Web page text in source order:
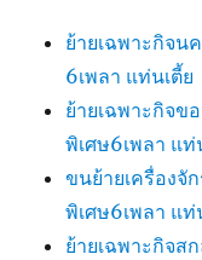
ย้ายเฉพาะกิจน
6เพลา แท่นเตี้ย
ย้ายเฉพาะกิจข
พิเศษ6เพลา แท่
ขนย้ายเครื่องจั
พิเศษ6เพลา แท่
ย้ายเฉพาะกิจส